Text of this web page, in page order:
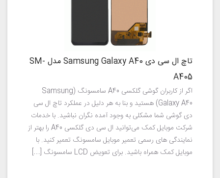
تاچ ال سی دی Samsung Galaxy A40 مدل SM-
A405
اگر از کاربران گوشی گلکسی A40 سامسونگ (Samsung
Galaxy A40) هستید و بنا به هر دلیل در عملکرد تاچ ال سی
دی گوشی شما مشکلی به وجود آمده نگران نباشید. با خدمات
شرکت موبایل کمک می‌توانید ال سی دی گلکسی A40 را بهتر از
نمایندگی های رسمی تعمیر موبایل سامسونگ تعمیر کنید. با
موبایل کمک همراه باشید. برای تعویض LCD سامسونگ […]